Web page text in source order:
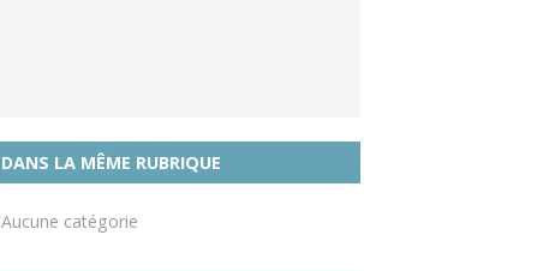
DANS LA MÊME RUBRIQUE
Aucune catégorie